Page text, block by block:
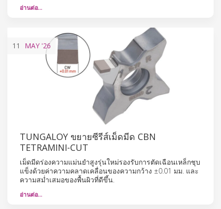
อ่านต่อ…
11 MAY '26
TUNGALOY ขยายซีรีส์เม็ดมีด CBN
TETRAMINI-CUT
เม็ดมีดร่องความแม่นยำสูงรุ่นใหม่รองรับการตัดเฉือนเหล็กชุบ
แข็งด้วยค่าความคลาดเคลื่อนของความกว้าง ±0.01 มม. และ
ความสม่ำเสมอของพื้นผิวที่ดีขึ้น.
อ่านต่อ…